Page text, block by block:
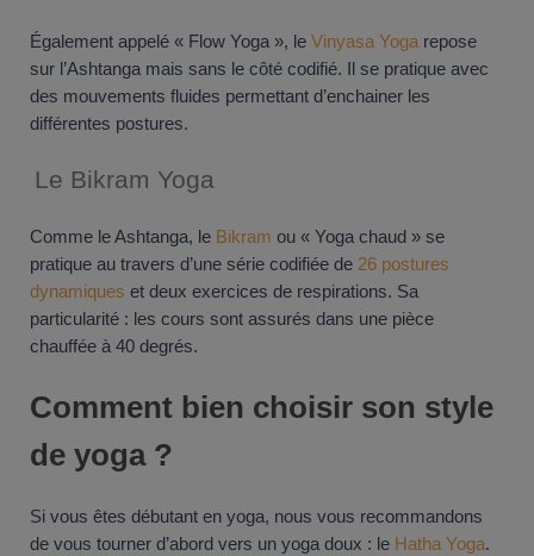
Également appelé « Flow Yoga », le Vinyasa Yoga repose
sur l’Ashtanga mais sans le côté codifié. Il se pratique avec
des mouvements fluides permettant d’enchainer les
différentes postures.
Le Bikram Yoga
Comme le Ashtanga, le Bikram ou « Yoga chaud » se
pratique au travers d’une série codifiée de 26 postures
dynamiques et deux exercices de respirations. Sa
particularité : les cours sont assurés dans une pièce
chauffée à 40 degrés.
Comment bien choisir son style
de yoga ?
Si vous êtes débutant en yoga, nous vous recommandons
de vous tourner d’abord vers un yoga doux : le Hatha Yoga.